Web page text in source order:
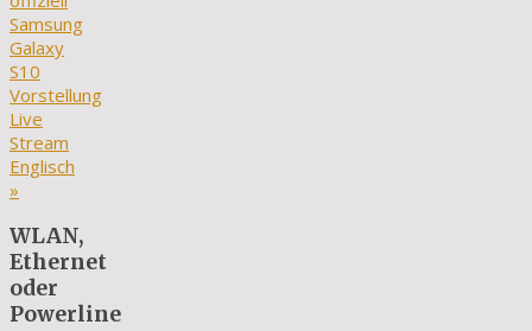
Samsung
Galaxy
S10
Vorstellung
Live
Stream
Englisch
»
WLAN,
Ethernet
oder
Powerline